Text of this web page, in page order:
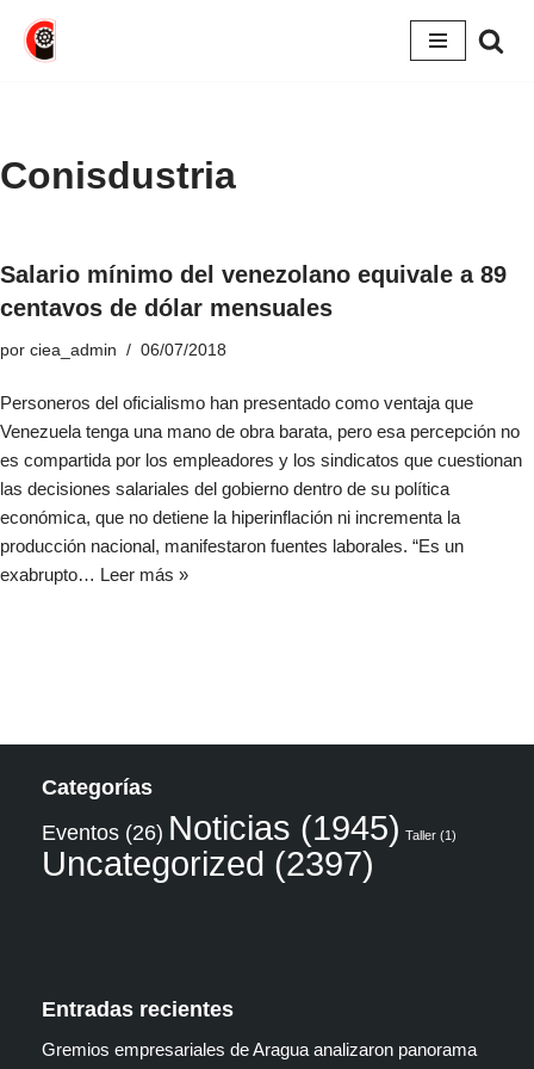
Saltar
Conisdustria
Salario mínimo del venezolano equivale a 89
centavos de dólar mensuales
por ciea_admin 06/07/2018
Personeros del oficialismo han presentado como ventaja que
Venezuela tenga una mano de obra barata, pero esa percepción no
es compartida por los empleadores y los sindicatos que cuestionan
las decisiones salariales del gobierno dentro de su política
económica, que no detiene la hiperinflación ni incrementa la
producción nacional, manifestaron fuentes laborales. “Es un
exabrupto… Leer más »
Categorías
Eventos (26) Noticias (1945) Taller (1)
Uncategorized (2397)
Entradas recientes
Gremios empresariales de Aragua analizaron panorama